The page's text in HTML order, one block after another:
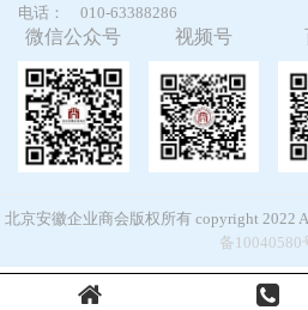
电话：
010-63388286
微信公众号 视频号
北京安徽企业商会版权所有 copyright 2022
备10040580